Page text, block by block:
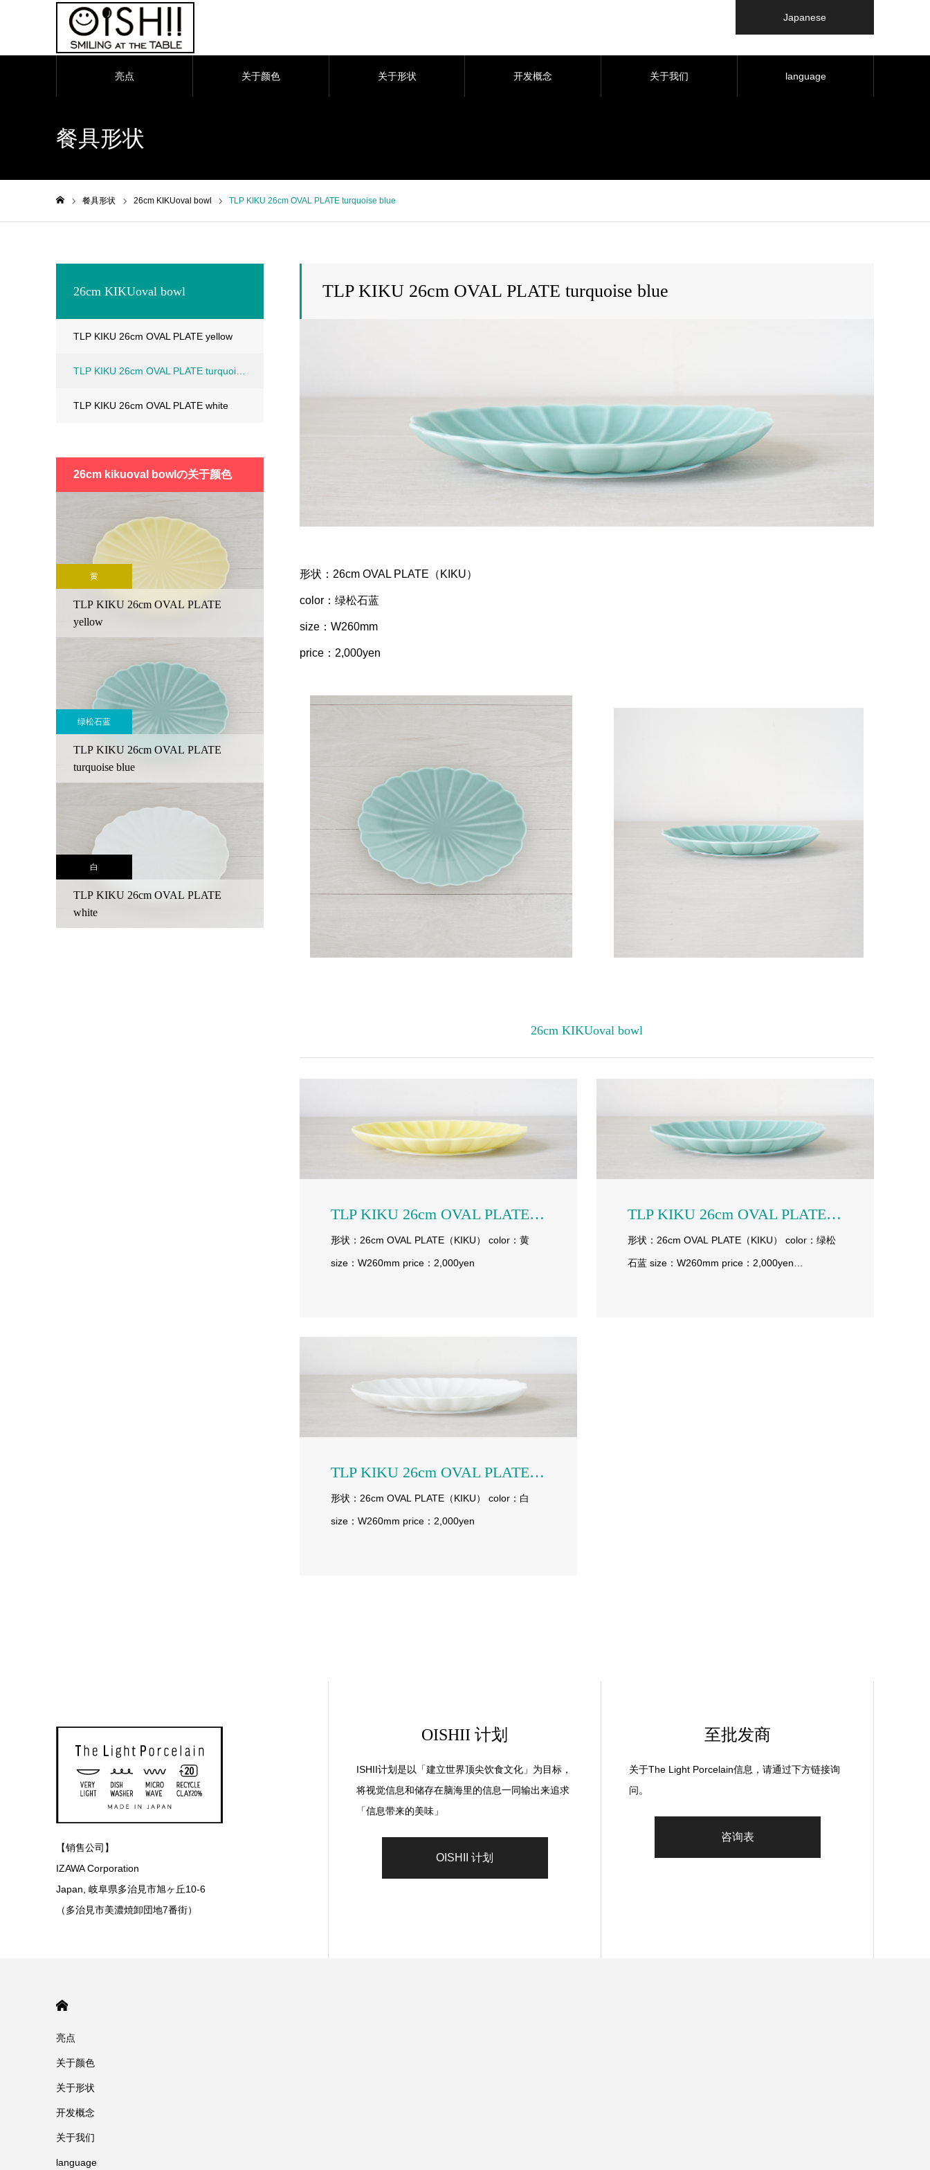
Japanese
亮点 关于颜色 关于形状 开发概念 关于我们 language
餐具形状
餐具形状 26cm KIKUoval bowl TLP KIKU 26cm OVAL PLATE turquoise blue
TLP KIKU 26cm OVAL PLATE turquoise blue
形状：26cm OVAL PLATE（KIKU）
color：绿松石蓝
size：W260mm
price：2,000yen
26cm KIKUoval bowl
TLP KIKU 26cm OVAL PLATE yellow
形状：26cm OVAL PLATE（KIKU） color：黄
size：W260mm price：2,000yen
TLP KIKU 26cm OVAL PLATE turquoise blue
形状：26cm OVAL PLATE（KIKU） color：绿松
石蓝 size：W260mm price：2,000yen…
TLP KIKU 26cm OVAL PLATE white
形状：26cm OVAL PLATE（KIKU） color：白
size：W260mm price：2,000yen
26cm KIKUoval bowl
TLP KIKU 26cm OVAL PLATE yellow
TLP KIKU 26cm OVAL PLATE white
26cm kikuoval bowlの关于颜色
黄
TLP KIKU 26cm OVAL PLATE
yellow
绿松石蓝
TLP KIKU 26cm OVAL PLATE
turquoise blue
白
TLP KIKU 26cm OVAL PLATE
white
【销售公司】
IZAWA Corporation
Japan, 岐阜県多治見市旭ヶ丘10-6
（多治見市美濃焼卸団地7番街）
OISHII 计划
ISHII计划是以「建立世界顶尖饮食文化」为目标，
将视觉信息和储存在脑海里的信息一同输出来追求
「信息带来的美味」
OISHII 计划
至批发商
关于The Light Porcelain信息，请通过下方链接询
问。
咨询表
亮点
关于颜色
关于形状
开发概念
关于我们
language